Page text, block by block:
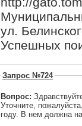
ул.
Успешных
Запрос №724
Вопрос:
Уточните,
году. В нем должна